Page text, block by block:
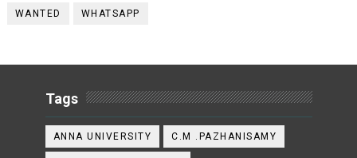
WANTED WHATSAPP
Tags
ANNA UNIVERSITY C.M .PAZHANISAMY